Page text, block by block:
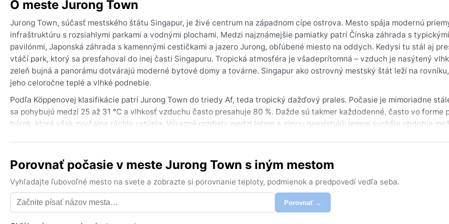
O meste Jurong Town
Jurong Town, súčasť mestského štátu Singapur, je živé centrum na západnom cípe ostrova. Mesto spája modernú
infraštruktúru s rozsiahlymi parkami a vodnými plochami. Medzi najznámejšie pamiatky patrí Čínska záhrada s typickými
pavilónmi, Japonská záhrada s kamennými cestičkami a jazero Jurong, obľúbené miesto na oddych. Kedysi tu stál aj
vtáčí park, ktorý sa presťahoval do inej časti Singapuru. Tropická atmosféra je všadeprítomná – vzduch je nasýtený
zeleň bujná a panorámu dotvárajú moderné bytové domy a továrne. Singapur ako ostrovný mestský štát leží na
jeho celoročne teplé a vlhké podnebie.
Podľa Köppenovej klasifikácie patrí Jurong Town do triedy Af, teda tropický dažďový prales. Počasie je mimoriadne
sa pohybujú medzi 25 až 31 °C a vlhkosť vzduchu často presahuje 80 %. Dažde sú takmer každodenné, často vo forme
búrok, ktoré však zvyčajne rýchlo ustúpia. Výrazné rozdiely medzi letom a zimou neexistujú; jemne suchšie obdobie
Z hľadiska počasia je najvhodnejší čas na návštevu počas suchších mesiacov, najmä vo februári a marci, keď je o trochu
zrážok. Výrazným fenoménom je monzún – severovýchodný od decembra do marca prináša častejšie dažde,
do septembra zasa suchší vietor. Hmla sa vyskytuje len zriedkavo, no občasné zadymenie z lesných požiarov v
môže dočasne zhoršiť kvalitu ovzdušia. Hurikány ani tajfúny sa v tejto časti sveta nevyskytujú, takže jediným rizikom sú
prívalové dažde.
Porovnať počasie v meste Jurong Town s iným mestom
Vyhľadajte ľubovoľné mesto na svete a zobrazte si porovnanie teploty, podmienok a predpovedí vedľa seba.
Porovnať →